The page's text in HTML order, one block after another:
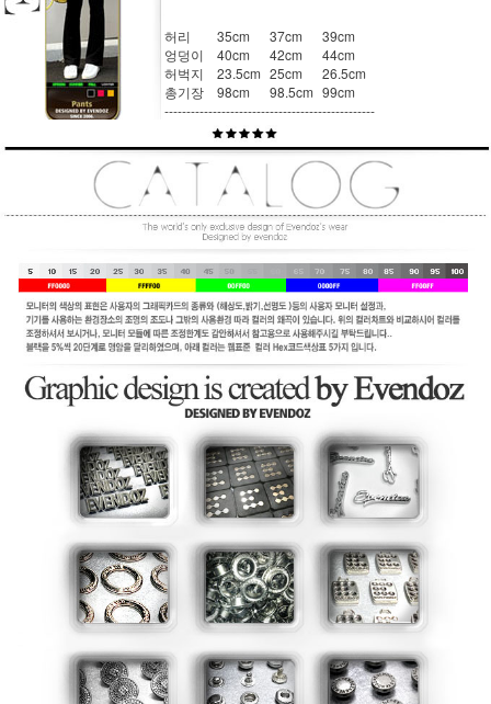
허리 35cm 37cm
39cm
엉덩이
40cm 42cm
44cm
허벅지
23.5cm 25cm
26.5cm
총기장
98cm 98.5cm 99cm
------------------------------------------------